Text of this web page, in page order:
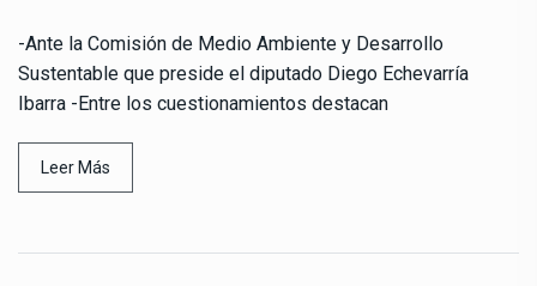
-Ante la Comisión de Medio Ambiente y Desarrollo
Sustentable que preside el diputado Diego Echevarría
Ibarra -Entre los cuestionamientos destacan
Leer Más